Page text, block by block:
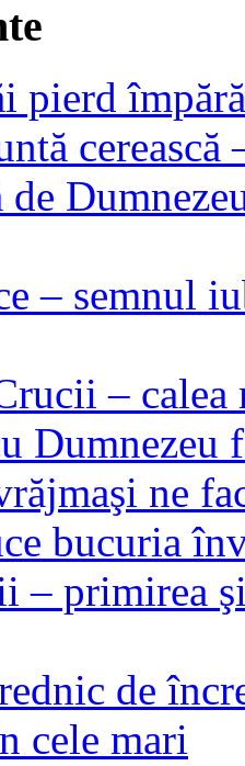
pierd
de
– semnul
–
Dumnezeu
ne
bucuria
– primirea
de
cele mari